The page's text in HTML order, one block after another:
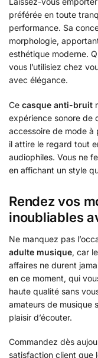
préférée en toute
performance. Sa
morphologie,
esthétique moderne.
vous l’utilisiez chez
avec élégance.
Ce casque anti-bruit
expérience sonore de
accessoire de mode à
il attire le regard tout
audiophiles. Vous ne
en affichant un style
Rendez vos
inoubliables
Ne manquez pas
adulte musique, car
affaires ne durent
en ce moment, qui
haute qualité sans
amateurs de musique
plaisir d’écouter.
Commandez dès
satisfaction client que